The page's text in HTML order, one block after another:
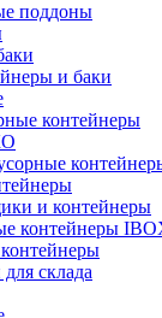
поддоны
и баки
контейнеры
и контейнеры
контейнеры
склада